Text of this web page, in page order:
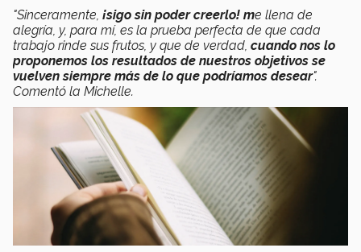
"Sinceramente, ¡sigo sin poder creerlo! me llena de
alegría, y, para mí, es la prueba perfecta de que cada
trabajo rinde sus frutos, y que de verdad, cuando nos lo
proponemos los resultados de nuestros objetivos se
vuelven siempre más de lo que podríamos desear".
Comentó la Michelle.